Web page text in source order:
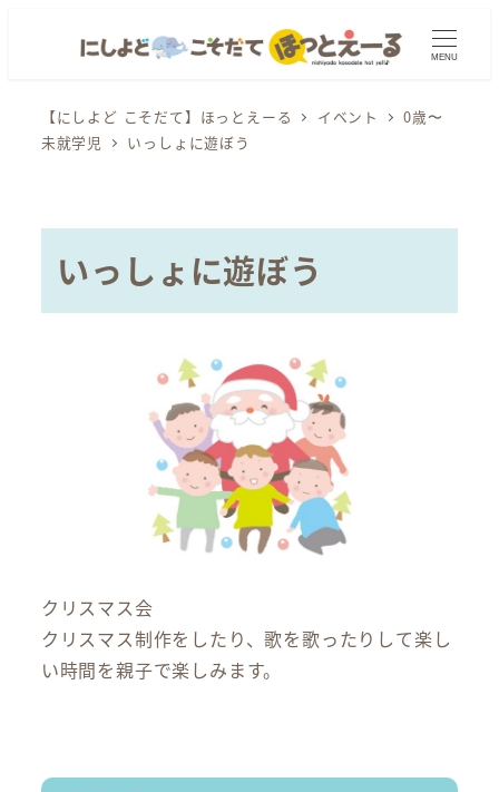
MENU
【にしよど こそだて】ほっとえーる イベント
0歳〜
未就学児
いっしょに遊ぼう
いっしょに遊ぼう
クリスマス会
クリスマス制作をしたり、歌を歌ったりして楽し
い時間を親子で楽しみます。